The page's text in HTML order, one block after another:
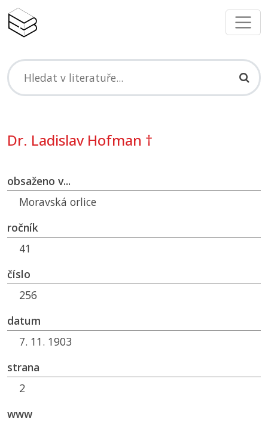
Dr. Ladislav Hofman †
obsaženo v...
Moravská orlice
ročník
41
číslo
256
datum
7. 11. 1903
strana
2
www